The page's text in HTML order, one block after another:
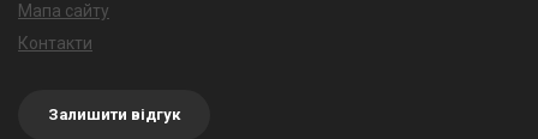
Мапа сайту
Контакти
Залишити відгук